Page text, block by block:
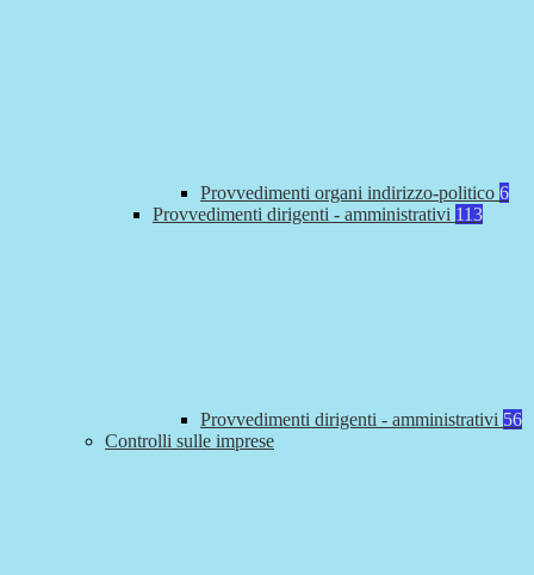
Provvedimenti organi indirizzo-politico 6
Provvedimenti dirigenti - amministrativi 113
Provvedimenti dirigenti - amministrativi 56
Controlli sulle imprese